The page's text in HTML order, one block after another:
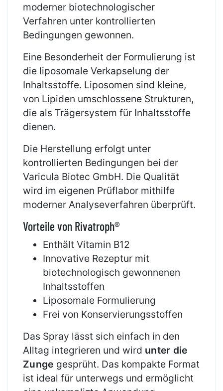
moderner biotechnologischer
Verfahren unter kontrollierten
Bedingungen gewonnen.
Eine Besonderheit der Formulierung ist
die liposomale Verkapselung der
Inhaltsstoffe. Liposomen sind kleine,
von Lipiden umschlossene Strukturen,
die als Trägersystem für Inhaltsstoffe
dienen.
Die Herstellung erfolgt unter
kontrollierten Bedingungen bei der
Varicula Biotec GmbH. Die Qualität
wird im eigenen Prüflabor mithilfe
moderner Analyseverfahren überprüft.
Vorteile von Rivatroph®
Enthält Vitamin B12
Innovative Rezeptur mit
biotechnologisch gewonnenen
Inhaltsstoffen
Liposomale Formulierung
Frei von Konservierungsstoffen
Das Spray lässt sich einfach in den
Alltag integrieren und wird unter die
Zunge gesprüht. Das kompakte Format
ist ideal für unterwegs und ermöglicht